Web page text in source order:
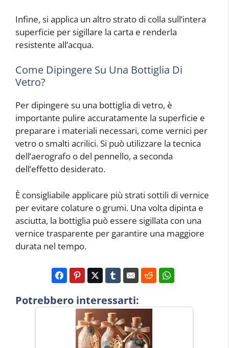
Infine, si applica un altro strato di colla sull’intera
superficie per sigillare la carta e renderla
resistente all’acqua.
Come Dipingere Su Una Bottiglia Di
Vetro?
Per dipingere su una bottiglia di vetro, è
importante pulire accuratamente la superficie e
preparare i materiali necessari, come vernici per
vetro o smalti acrilici. Si può utilizzare la tecnica
dell’aerografo o del pennello, a seconda
dell’effetto desiderato.
È consigliabile applicare più strati sottili di vernice
per evitare colature o grumi. Una volta dipinta e
asciutta, la bottiglia può essere sigillata con una
vernice trasparente per garantire una maggiore
durata nel tempo.
Potrebbero interessarti: